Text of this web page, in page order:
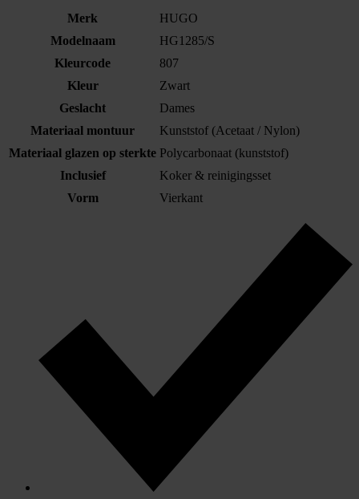
Merk
HUGO
Modelnaam
HG1285/S
Kleurcode
807
Kleur
Zwart
Geslacht
Dames
Materiaal montuur
Kunststof (Acetaat / Nylon)
Materiaal glazen op sterkte Polycarbonaat (kunststof)
Inclusief
Koker & reinigingsset
Vorm
Vierkant